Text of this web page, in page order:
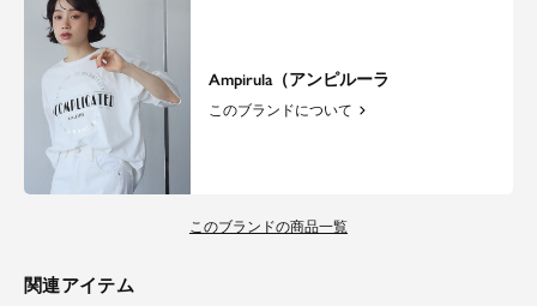
Ampirula（アンピルーラ
このブランドについて
このブランドの商品一覧
関連アイテム